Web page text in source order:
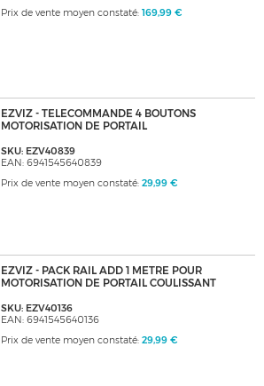
Prix de vente moyen constaté: 169,99 €
EZVIZ - TELECOMMANDE 4 BOUTONS
MOTORISATION DE PORTAIL
SKU: EZV40839
EAN: 6941545640839
Prix de vente moyen constaté: 29,99 €
EZVIZ - PACK RAIL ADD 1 METRE POUR
MOTORISATION DE PORTAIL COULISSANT
SKU: EZV40136
EAN: 6941545640136
Prix de vente moyen constaté: 29,99 €